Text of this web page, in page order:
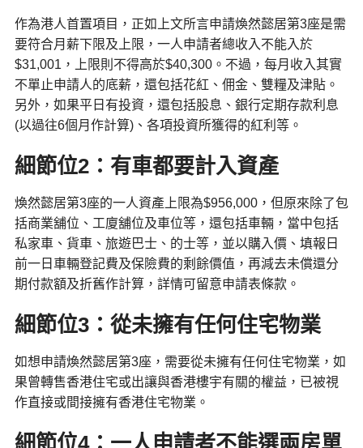
作為港人首置項目，正如上文所言申請煥然懿居第3座是需
要符合月薪下限及上限，一人申請者總收入不能入於
$31,001，上限則不得高於$40,300。不過，每月收入其實
不單止申請人的底薪，還包括花紅、佣金、雙糧及津貼。
另外，如果平日有投資，還包括股息、銀行定期存款利息
(以過往6個月作計算)、各項投資所獲得的紅利等。
細節位2：有車都要計入資產
煥然懿居第3座的一人資產上限為$956,000，但原來除了包
括商業舖位、工廈舖位及車位等，還包括車輛，當中包括
私家車、貨車、旅遊巴士、的士等，並以購入價、填報日
前一日車輛登記費及保險費的剩餘價值，再減去未償還分
期付款額及折舊作計算，詳情可留意申請表條款。
細節位3：從未擁有任何住宅物業
如想申請煥然懿居第3座，需要從未擁有任何住宅物業，如
果曾轉售香港住宅或出讓與香港樓宇有關的權益，已被視
作直接或間接擁有香港住宅物業。
細節位4：一人申請者不能選兩房單